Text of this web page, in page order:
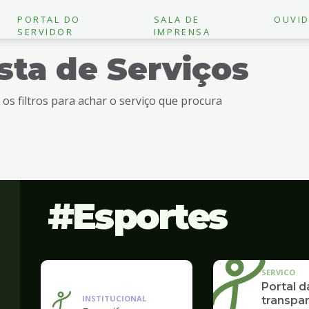
PORTAL DO
SERVIDOR
SALA DE
IMPRENSA
de Serviços
os filtros para achar o serviço que procura
Esportes
INSTITUCIONAL
SERVICO
Portal